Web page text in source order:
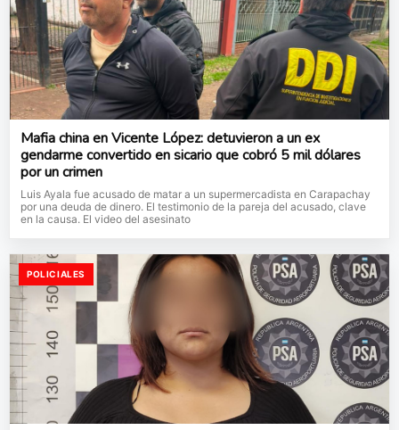
Mafia china en Vicente López: detuvieron a un ex
gendarme convertido en sicario que cobró 5 mil dólares
por un crimen
Luis Ayala fue acusado de matar a un supermercadista en Carapachay
por una deuda de dinero. El testimonio de la pareja del acusado, clave
en la causa. El video del asesinato
POLICIALES